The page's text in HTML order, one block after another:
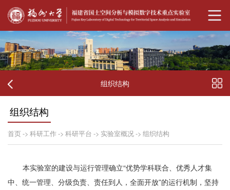
组织结构
组织结构
首页-> 科研工作-> 科研平台 -> 实验室概况-> 组织结构
本实验室的建设与运行管理确立“优势学科联合、优秀人才集
中、统一管理、分级负责、责任到人，全面开放”的运行机制，坚持